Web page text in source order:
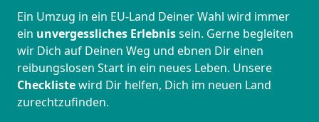
Ein Umzug in ein EU-Land Deiner Wahl wird immer
ein unvergessliches Erlebnissein. Gerne begleiten
wir Dich auf Deinen Weg und ebnen Dir einen
reibungslosen Start in ein neues Leben. Unsere
Checklistewird Dir helfen, Dich im neuen Land
zurechtzufinden.